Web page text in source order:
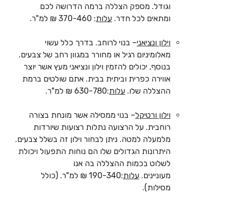
וגודל. מספק הצללה ברמה הדרושה לכם
ומתאים לכל חדר. עלות: 370-460 ₪ למ"ר.
וילון ונציאני– בנוי לרוחב. בדרך כלל עשוי
מאלומיניום רגיל או מחורר במגוון רחב של צבעים.
בנוסף, יכולים להזמין וילון ונציאני מעץ אשר יוצר
אווירה כפרית וביתית בבית. אתם שולטים ברמת
ההצללה שלו. עלות:630-780 ₪ למ"ר.
וילון ורטיקל– בנוי ממסילה אשר מונחת בצורה
רוחבית. על הרצועה נתלות רצועות שיורדות
מלמעלה למטה. ניתן לבחור וילון זה בשלל צבעים.
היתרונות הגדולים שלו הם נוחות התפעול ויכולת
לשלוט בכמות ההצללה בה אנו
מעוניינים. עלות
:190-340 ₪ למ"ר. (כולל
מסילות).